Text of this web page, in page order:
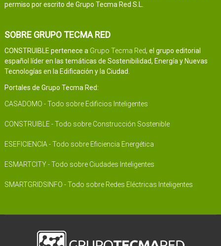
permiso por escrito de Grupo Tecma Red S.L.
SOBRE GRUPO TECMA RED
CONSTRUIBLE pertenece a Grupo Tecma Red, el grupo editorial
español líder en las temáticas de Sostenibilidad, Energía y Nuevas
Tecnologías en la Edificación y la Ciudad.
Portales de Grupo Tecma Red:
CASADOMO - Todo sobre Edificios Inteligentes
CONSTRUIBLE - Todo sobre Construcción Sostenible
ESEFICIENCIA - Todo sobre Eficiencia Energética
ESMARTCITY - Todo sobre Ciudades Inteligentes
SMARTGRIDSINFO - Todo sobre Redes Eléctricas Inteligentes